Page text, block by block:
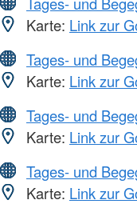
Karte: Link zur
Tages- und
Karte: Link zur
Tages- und
Karte: Link zur
Tages- und
Karte: Link zur